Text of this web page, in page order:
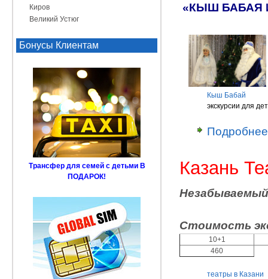
«КЫШ БАБАЯ
Кыш Бабай
экскурсии для
Подробнее
Казань
Стоимость
10+1
460
театры в Казани
Киров
Великий Устюг
Бонусы Клиентам
Трансфер для семей с детьми В
ПОДАРОК!